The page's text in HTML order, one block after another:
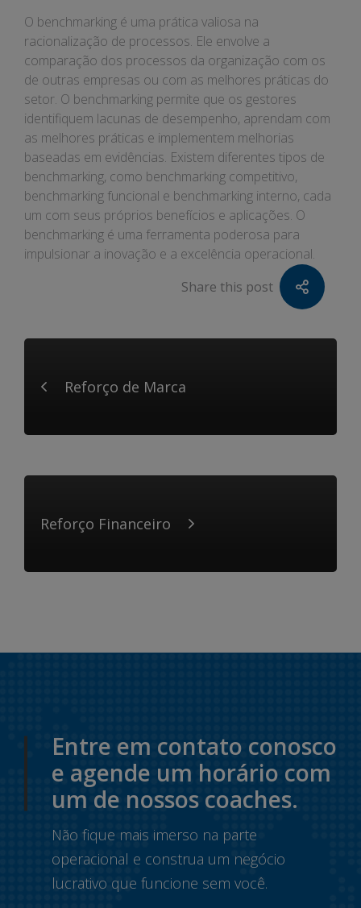
O benchmarking é uma prática valiosa na
racionalização de processos. Ele envolve a
comparação dos processos da organização com os
de outras empresas ou com as melhores práticas do
setor. O benchmarking permite que os gestores
identifiquem lacunas de desempenho, aprendam com
as melhores práticas e implementem melhorias
baseadas em evidências. Existem diferentes tipos de
benchmarking, como benchmarking competitivo,
benchmarking funcional e benchmarking interno, cada
um com seus próprios benefícios e aplicações. O
benchmarking é uma ferramenta poderosa para
impulsionar a inovação e a excelência operacional.
Share this post
Reforço de Marca
Reforço Financeiro
Entre em contato conosco
e agende um horário com
um de nossos coaches.
Não fique mais imerso na parte
operacional e construa um negócio
lucrativo que funcione sem você.